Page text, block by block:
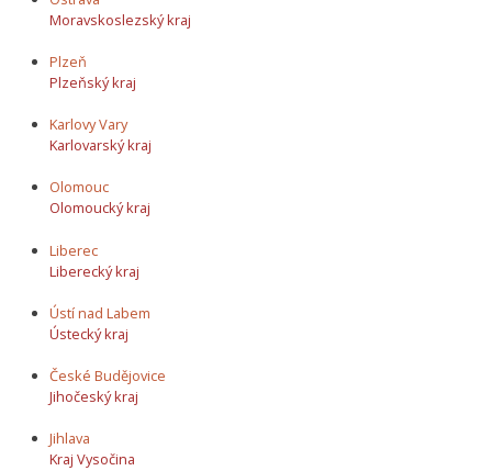
Moravskoslezský kraj
Plzeň
Plzeňský kraj
Karlovy Vary
Karlovarský kraj
Olomouc
Olomoucký kraj
Liberec
Liberecký kraj
Ústí nad Labem
Ústecký kraj
České Budějovice
Jihočeský kraj
Jihlava
Kraj Vysočina